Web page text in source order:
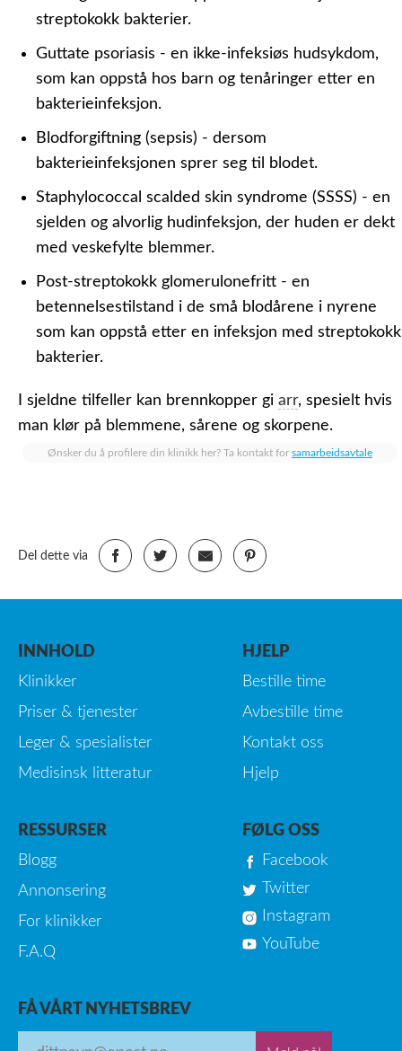
streptokokk bakterier.
Guttate psoriasis - en ikke-infeksiøs hudsykdom,
som kan oppstå hos barn og tenåringer etter en
bakterieinfeksjon.
Blodforgiftning (sepsis) - dersom
bakterieinfeksjonen sprer seg til blodet.
Staphylococcal scalded skin syndrome (SSSS) - en
sjelden og alvorlig hudinfeksjon, der huden er dekt
med veskefylte blemmer.
Post-streptokokk glomerulonefritt - en
betennelsestilstand i de små blodårene i nyrene
som kan oppstå etter en infeksjon med streptokokk
bakterier.
I sjeldne tilfeller kan brennkopper gi arr, spesielt hvis
man klør på blemmene, sårene og skorpene.
Ønsker du å profilere din klinikk her? Ta kontakt for samarbeidsavtale
Del dette via
INNHOLD
Klinikker
Priser & tjenester
Leger & spesialister
Medisinsk litteratur
HJELP
Bestille time
Avbestille time
Kontakt oss
Hjelp
RESSURSER
Blogg
Annonsering
For klinikker
F.A.Q
FØLG OSS
Facebook
Twitter
Instagram
YouTube
FÅ VÅRT NYHETSBREV